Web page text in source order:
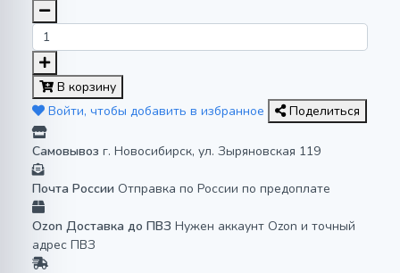
В корзину
Войти, чтобы добавить в избранное
Поделиться
Самовывоз г. Новосибирск, ул. Зыряновская 119
Почта России Отправка по России по предоплате
Ozon Доставка до ПВЗ Нужен аккаунт Ozon и точный
адрес ПВЗ